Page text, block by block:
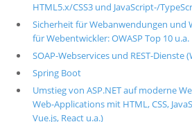
HTML5.x/CSS3 und JavaScript-/
Sicherheit für Webanwendungen und
für Webentwickler: OWASP Top 10 u.a.
SOAP-Webservices und REST-Dienste
Spring Boot
Umstieg von ASP.NET auf moderne
Web-Applications mit HTML, CSS,
Vue.js, React u.a.)